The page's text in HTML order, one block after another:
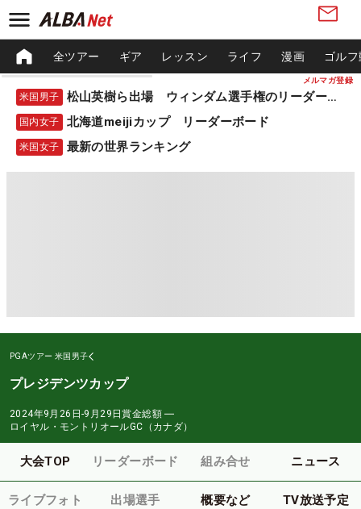
メルマガ登録
全ツアー ギア レッスン ライフ 漫画 ゴル
米国男子 松山英樹ら出場 ウィンダム選手権のリーダーボード
国内女子 北海道meijiカップ リーダーボード
米国女子 最新の世界ランキング
PGAツアー 米国男子
プレジデンツカップ
2024年9月26日-9月29日賞金総額 ―
ロイヤル・モントリオールGC（カナダ）
大会TOP リーダーボード 組み合せ ニュース
ライブフォト 出場選手 概要など TV放送予定